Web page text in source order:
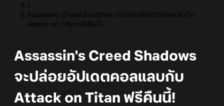
>
Assassin's Creed Shadows จะปล่อยอัปเดตคอลแลบกับ
Attack on Titan ฟรีคืนนี้!
Assassin's Creed Shadows
จะปล่อยอัปเดตคอลแลบกับ
Attack on Titan ฟรีคืนนี้!